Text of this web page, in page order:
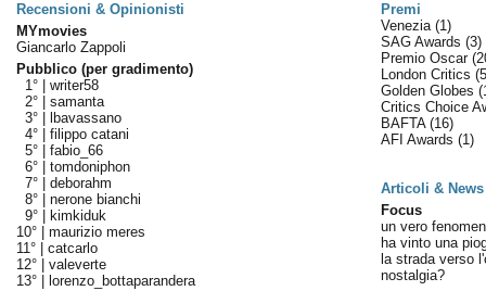
Recensioni & Opinionisti
Premi
MYmovies
Giancarlo Zappoli
Pubblico (per gradimento)
1° | writer58
2° | samanta
3° |
lbavassano
4° | filippo catani
5° | fabio_66
6° | tomdoniphon
7° | deborahm
8° | nerone bianchi
9° |
kimkiduk
10° | maurizio meres
11° | catcarlo
12° | valeverte
13° |
lorenzo_bottaparandera
Venezia (1)
SAG Awards (3)
Premio Oscar
London Critics
Golden Globes
Critics Choice
BAFTA (16)
AFI Awards (1)
Articoli & News
Focus
un vero
ha vinto una
la strada verso
nostalgia?